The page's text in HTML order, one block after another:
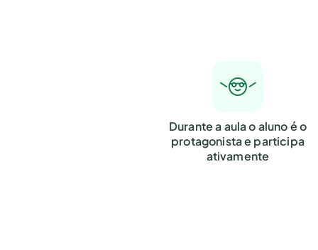
Durante a aula o aluno é o
protagonista e participa
ativamente